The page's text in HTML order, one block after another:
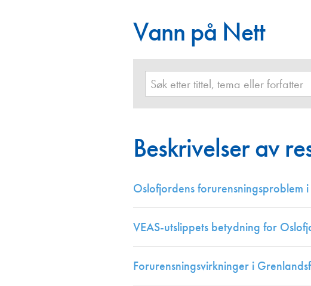
Les VANN digitalt her
Retningslinjer for skriving i VANN
Vann på Nett
Beskrivelser av
Oslofjordens forurensningsproblem
VEAS-utslippets betydning for
Forurensningsvirkninger i